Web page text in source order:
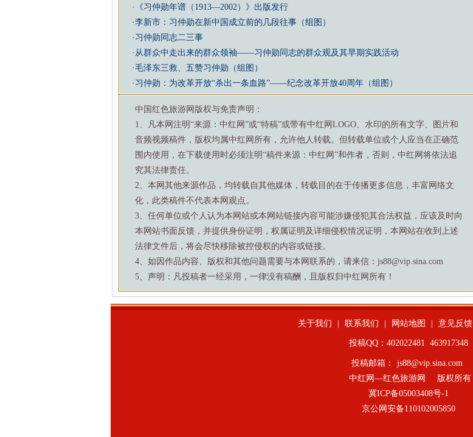
· 《习仲勋年谱（1913—2002）》出版发行
·李新市：习仲勋在新中国成立前的几段往事（组图）
· 习仲勋同志二三事
· 从群众中走出来的群众领袖——习仲勋同志的群众观及其早期实践活动
·毛泽东三救、五赞习仲勋（组图）
· 习仲勋：为改革开放“杀出一条血路”——纪念改革开放40周年（组图）
中国红色旅游网版权与免责声明：
1、凡本网注明“来源：中红网”或“特稿”或带有中红网LOGO、水印的所有文字、图片和
音频视频稿件，版权均属中红网所有，允许他人转载。但转载单位或个人应当在正确范
围内使用，在下载使用时必须注明“稿件来源：中红网”和作者，否则，中红网将依法追
究其法律责任。
2、本网其他来源作品，均转载自其他媒体，转载目的在于传播更多信息，丰富网络文
化，此类稿件不代表本网观点。
3、任何单位或个人认为本网站或本网站链接内容可能涉嫌侵犯其合法权益，应该及时向
本网站书面反馈，并提供身份证明，权属证明及详细侵权情况证明，本网站在收到上述
法律文件后，将会尽快移除被控侵权的内容或链接。
4、如因作品内容、版权和其他问题需要与本网联系的，请来信：js88@vip.sina.com
5、声明：凡投稿者一经采用，一律没有稿酬，且版权归中红网所有！
关于我们 联系我们 网站地图 意见反馈
投稿QQ：402022481 463917348
投稿邮箱：
js88@vip.sina.com
中红网—红色旅游网
版权所有
冀ICP备05003408号-1
京公网安备110102005850